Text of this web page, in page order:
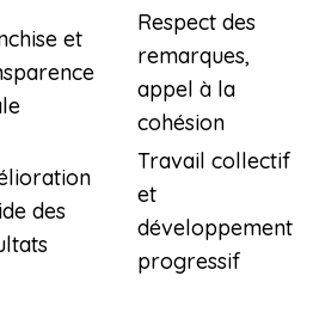
et
Respect des
remarques,
appel à la
cohésion
des
Travail collectif
et
développement
progressif